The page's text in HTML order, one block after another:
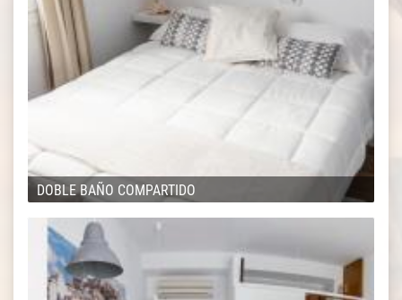
DOBLE BAÑO COMPARTIDO